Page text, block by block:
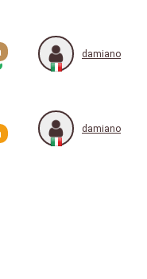
damiano
damiano